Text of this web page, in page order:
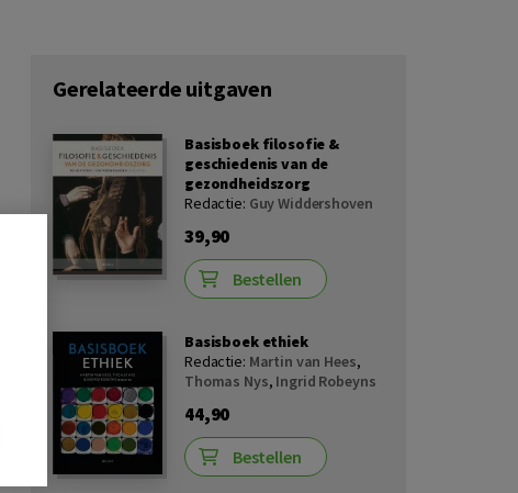
Gerelateerde uitgaven
Basisboek filosofie &
geschiedenis van de
gezondheidszorg
Redactie: Guy Widdershoven
39,90
Bestellen
Basisboek ethiek
Redactie: Martin van Hees,
Thomas Nys, Ingrid Robeyns
44,90
Bestellen